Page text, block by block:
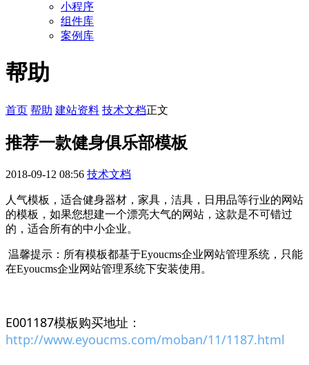
小程序
组件库
案例库
帮助
首页 帮助 建站资料 技术文档正文
推荐一款健身俱乐部模板
2018-09-12 08:56 技术文档
人气模板，适合健身器材，家具，洁具，日用品等行业的网站
的模板，如果您想建一个漂亮大气的网站，这款是不可错过
的，适合所有的中小企业。
温馨提示：所有模板都基于Eyoucms企业网站管理系统，只能
在Eyoucms企业网站管理系统下安装使用。
E001187模板购买地址：
http://www.eyoucms.com/moban/11/1187.html